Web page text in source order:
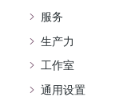
服务
生产力
工作室
通用设置